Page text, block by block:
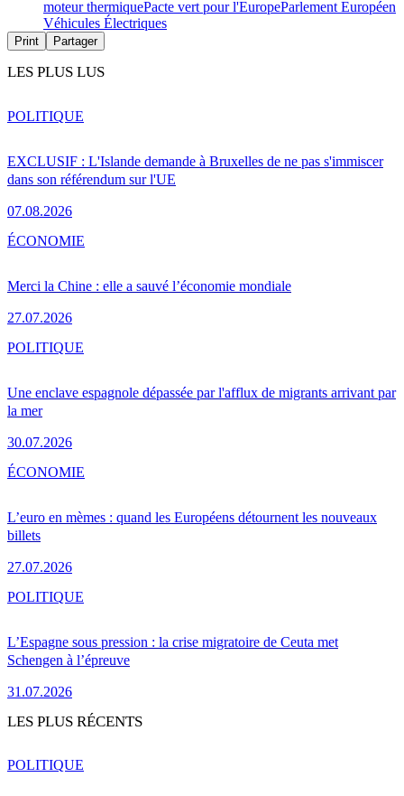
moteur thermiquePacte vert pour l'EuropeParlement Européen
Véhicules Électriques
Print Partager
LES PLUS LUS
EXCLUSIF : L'Islande demande à Bruxelles de ne pas s'immiscer
dans son référendum sur l'UE
07.08.2026
POLITIQUE
Merci la Chine : elle a sauvé l’économie mondiale
27.07.2026
ÉCONOMIE
Une enclave espagnole dépassée par l'afflux de migrants arrivant par
la mer
30.07.2026
POLITIQUE
L’euro en mèmes : quand les Européens détournent les nouveaux
billets
27.07.2026
ÉCONOMIE
L’Espagne sous pression : la crise migratoire de Ceuta met
Schengen à l’épreuve
31.07.2026
POLITIQUE
LES PLUS RÉCENTS
POLITIQUE